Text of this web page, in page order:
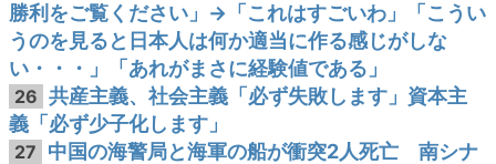
勝利をご覧ください」→「これはすごいわ」「こうい
うのを見ると日本人は何か適当に作る感じがしな
い・・・」「あれがまさに経験値である」
26 共産主義、社会主義「必ず失敗します」資本主
義「必ず少子化します」
27 中国の海警局と海軍の船が衝突2人死亡 南シナ